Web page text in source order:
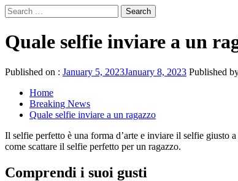
Skip
to
Search
for:
Where Journalism Comes Alive
Menu
Quale selfie inviare a un
Published on : January 5, 2023January 8, 2023 Published
Home
Breaking News
Quale selfie inviare a un ragazzo
Il selfie perfetto è una forma d’arte e inviare il selfie giusto
come scattare il selfie perfetto per un ragazzo.
Comprendi i suoi gusti